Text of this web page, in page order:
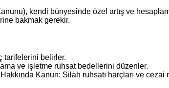
kendi bünyesinde özel artış ve
bakmak gerekir.
tarifelerini belirler.
ve işletme ruhsat bedellerini düzenler.
Kanun: Silah ruhsatı harçları ve